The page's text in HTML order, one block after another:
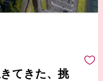
てきた、挑